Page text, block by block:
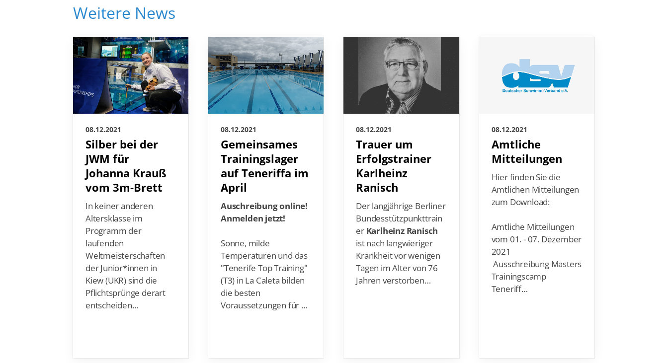
Weitere News
08.12.2021
Silber bei der
JWM für
Johanna Krauß
vom 3m-Brett
In keiner anderen
Altersklasse im
Programm der
laufenden
Weltmeisterschaften
der Junior*innen in
Kiew (UKR) sind die
Pflichtsprünge derart
entscheiden…
08.12.2021
Gemeinsames
Trainingslager
auf Teneriffa im
April
Auschreibung online!
Anmelden jetzt!
Sonne, milde
Temperaturen und das
"Tenerife Top Training"
(T3) in La Caleta bilden
die besten
Voraussetzungen für …
08.12.2021
Trauer um
Erfolgstrainer
Karlheinz
Ranisch
Der langjährige Berliner
Bundesstützpunkttrain
er Karlheinz Ranisch
ist nach langwieriger
Krankheit vor wenigen
Tagen im Alter von 76
Jahren verstorben…
08.12.2021
Amtliche
Mitteilungen
Hier finden Sie die
Amtlichen Mitteilungen
zum Download:
Amtliche Mitteilungen
vom 01. - 07. Dezember
2021
Ausschreibung Masters
Trainingscamp
Teneriff…